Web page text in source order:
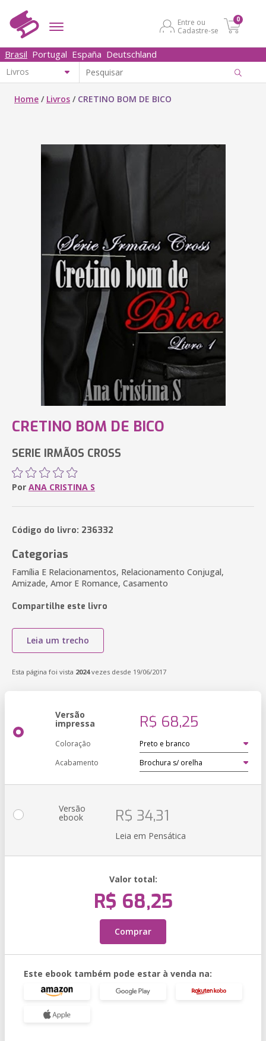
Entre ou
Cadastre-se
0
Brasil Portugal España Deutschland
Home / Livros / CRETINO BOM DE BICO
CRETINO BOM DE BICO
SERIE IRMÃOS CROSS
Por ANA CRISTINA S
Código do livro: 236332
Categorias
Família E Relacionamentos, Relacionamento Conjugal,
Amizade, Amor E Romance, Casamento
Compartilhe este livro
Leia um trecho
Esta página foi vista 2024vezes desde 19/06/2017
Versão
impressa R$ 68,25
Coloração
Acabamento
Versão
ebook R$ 34,31
Leia em Pensática
Valor total:
R$ 68,25
Comprar
Este ebook também pode estar à venda na: